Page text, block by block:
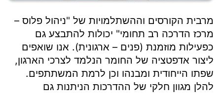
מרבית הקורסים וההשתלמויות של "ניהול פלוס –
מרכז הדרכה רב תחומי" יכולות להתבצע גם
כפעילות מוזמנת (פנים – ארגונית). אנו שואפים
ליצור אדפטציה של החומר הנלמד לצרכי הארגון,
שפתו הייחודית ומבנהו וכן לרמת המשתתפים.
להלן מגוון חלקי של ההדרכות הניתנות גם